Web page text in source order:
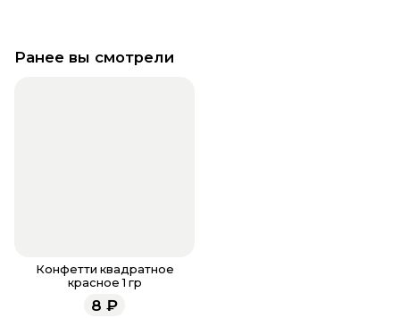
Ранее вы смотрели
Конфетти квадратное
красное 1 гр
8 ₽